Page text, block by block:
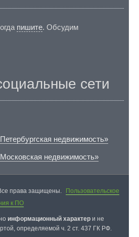
пишите. Обсудим
сети
недвижимость»
недвижимость»
права защищены.
Пользовательское
к ПО
информационный характер и не
определяемой ч. 2 ст. 437 ГК РФ.